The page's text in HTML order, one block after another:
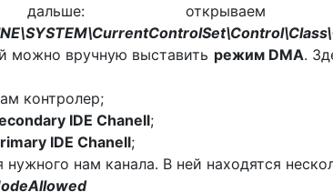
дальше: открываем
можно вручную выставить режим DMA.
контролер;
IDE Chanell;
IDE Chanell;
нам канала. В ней находятся